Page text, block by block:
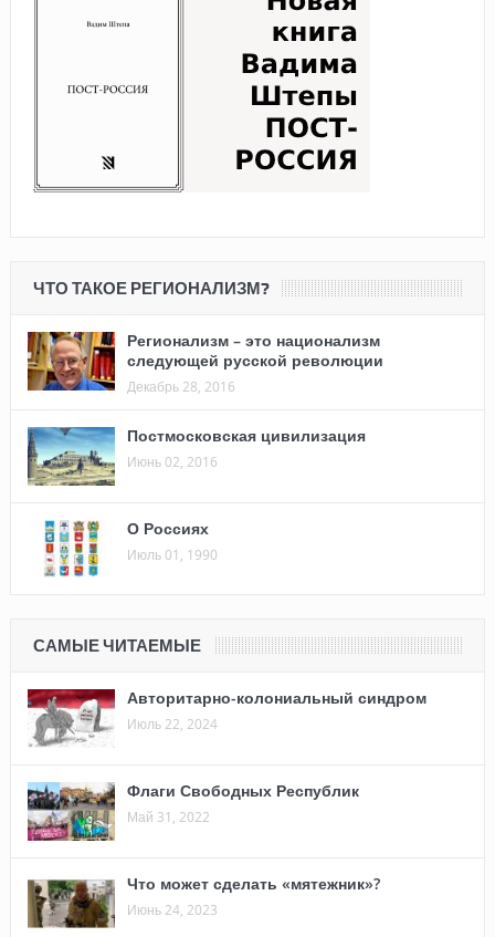
ЧТО ТАКОЕ РЕГИОНАЛИЗМ?
Регионализм – это национализм
следующей русской революции
Декабрь 28, 2016
Постмосковская цивилизация
Июнь 02, 2016
О Россиях
Июль 01, 1990
САМЫЕ ЧИТАЕМЫЕ
Авторитарно-колониальный синдром
Июль 22, 2024
Флаги Свободных Республик
Май 31, 2022
Что может сделать «мятежник»?
Июнь 24, 2023